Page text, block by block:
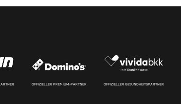
OFFIZIELLER PREMIUM-PARTNER OFFIZIELLER GESUNDHEITSPARTNER